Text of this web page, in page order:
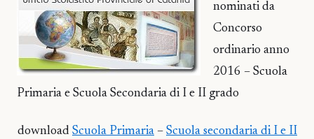
nominati da
Concorso
ordinario anno
2016 – Scuola
Primaria e Scuola Secondaria di I e II grado
download Scuola Primaria – Scuola secondaria di I e II